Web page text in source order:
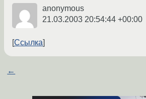
anonymous
21.03.2003 20:54:44 +00:00
Ссылка
←